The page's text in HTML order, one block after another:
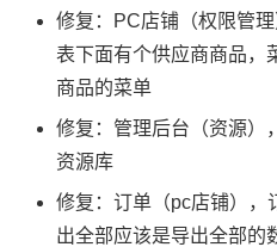
修复：PC店铺（权限管
表下面有个供应商商品，
商品的菜单
修复：管理后台（资源）
资源库
修复：订单（pc店铺），
出全部应该是导出全部的